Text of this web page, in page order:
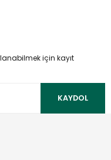
için kayıt
KAYDOL